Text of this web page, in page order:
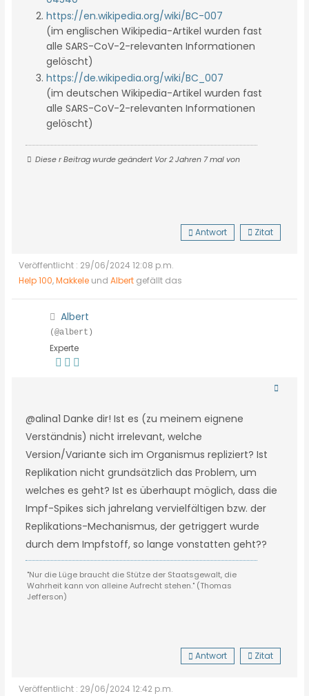
https://en.wikipedia.org/wiki/BC-007
(im englischen Wikipedia-Artikel wurden fast
alle SARS-CoV-2-relevanten Informationen
gelöscht)
https://de.wikipedia.org/wiki/BC_007
(im deutschen Wikipedia-Artikel wurden fast
alle SARS-CoV-2-relevanten Informationen
gelöscht)
Diese r Beitrag wurde geändert Vor 2 Jahren 7 mal von
Antwort Zitat
Veröffentlicht : 29/06/2024 12:08 p.m.
Help 100,Makkele undAlbert gefällt das
Albert
(@albert)
Experte
@alina1 Danke dir! Ist es (zu meinem eignene
Verständnis) nicht irrelevant, welche
Version/Variante sich im Organismus repliziert? Ist
Replikation nicht grundsätzlich das Problem, um
welches es geht? Ist es überhaupt möglich, dass die
Impf-Spikes sich jahrelang vervielfältigen bzw. der
Replikations-Mechanismus, der getriggert wurde
durch dem Impfstoff, so lange vonstatten geht??
"Nur die Lüge braucht die Stütze der Staatsgewalt, die
Wahrheit kann von alleine Aufrecht stehen." (Thomas
Jefferson)
Antwort Zitat
Veröffentlicht : 29/06/2024 12:42 p.m.